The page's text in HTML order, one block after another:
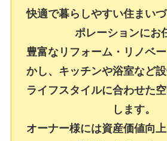
快適で暮らしやすい住まい
ポレーションにお
豊富なリフォーム・リノベ
かし、キッチンや浴室など設
ライフスタイルに合わせた
します。
オーナー様には資産価値向